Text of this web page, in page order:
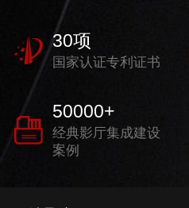
30项
国家认证专利证书
50000+
经典影厅集成建设
案例